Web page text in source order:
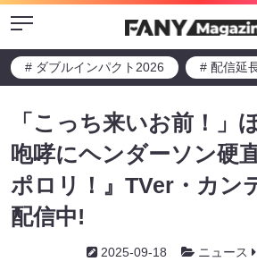
Menu
# ダブルインパクト2026 # 配信延
「こっち来いお前！」
咆哮にヘンダーソン硬
ポロリ！』TVer・カン
配信中!
2025-09-18 ニュース